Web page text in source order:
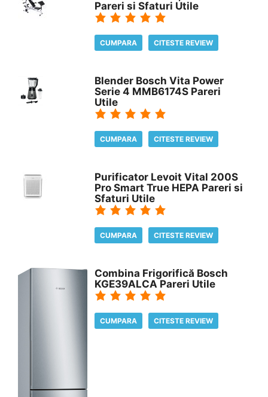
Pareri si Sfaturi Utile
CUMPARA CITESTE REVIEW
Blender Bosch Vita Power
Serie 4 MMB6174S Pareri
Utile
CUMPARA CITESTE REVIEW
Purificator Levoit Vital 200S
Pro Smart True HEPA Pareri si
Sfaturi Utile
CUMPARA CITESTE REVIEW
Combina Frigorifică Bosch
KGE39ALCA Pareri Utile
CUMPARA CITESTE REVIEW